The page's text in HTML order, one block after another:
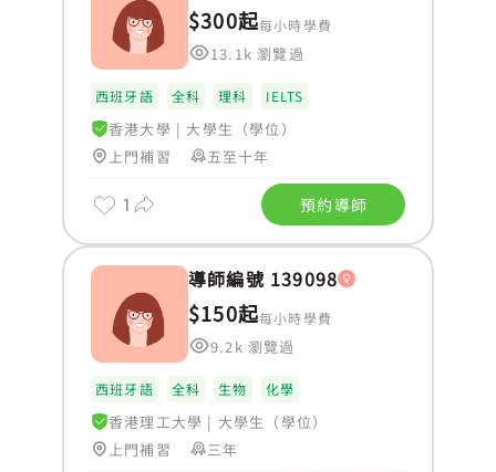
$300起每小時學費
13.1k 瀏覽過
西班牙語 全科 理科 IELTS
香港大學 | 大學生（學位）
上門補習
五至十年
1 預約導師
導師編號 139098
$150起每小時學費
9.2k 瀏覽過
西班牙語 全科 生物 化學
香港理工大學 | 大學生（學位）
上門補習
三年